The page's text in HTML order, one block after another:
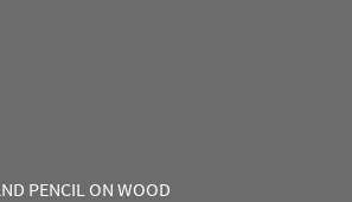
PENCIL ON WOOD